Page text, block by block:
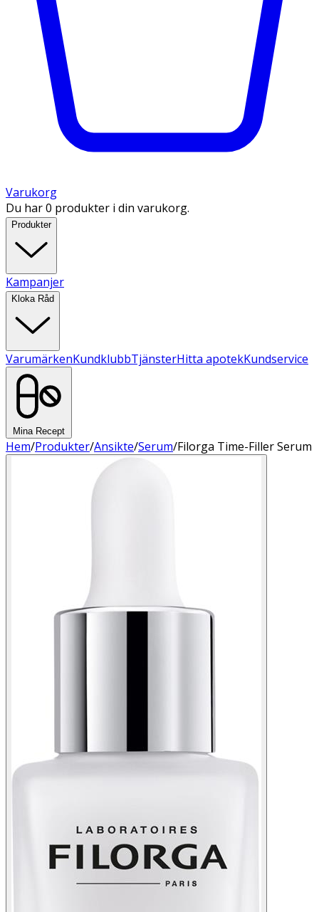
Varukorg
Du har 0 produkter i din varukorg.
Produkter
Kampanjer
Kloka Råd
VarumärkenKundklubbTjänsterHitta apotekKundservice
Mina Recept
Hem/Produkter/Ansikte/Serum/Filorga Time-Filler Serum